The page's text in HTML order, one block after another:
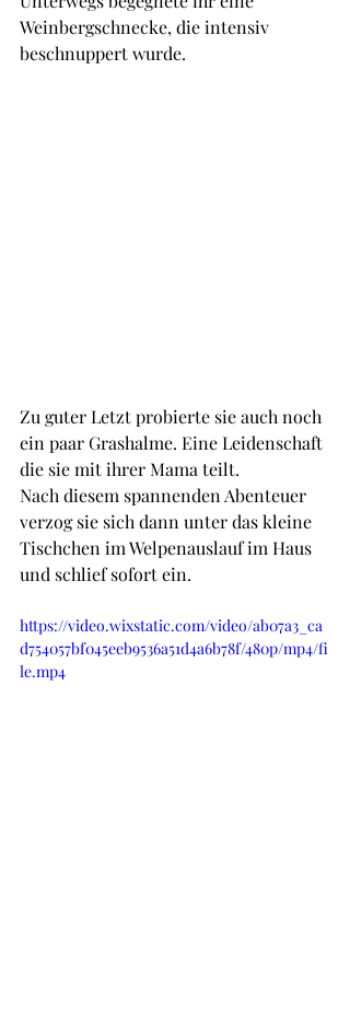
Weinbergschnecke, die intensiv
beschnuppert wurde.
Zu guter Letzt probierte sie auch noch
ein paar Grashalme. Eine Leidenschaft
die sie mit ihrer Mama teilt.
Nach diesem spannenden Abenteuer
verzog sie sich dann unter das kleine
Tischchen im Welpenauslauf im Haus
und schlief sofort ein.
https://video.wixstatic.com/video/ab07a3_ca
d754057bf045eeb9536a51d4a6b78f/480p/mp4/fi
le.mp4